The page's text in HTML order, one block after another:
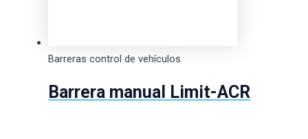
Barreras control de vehículos
Barrera manual Limit-ACR